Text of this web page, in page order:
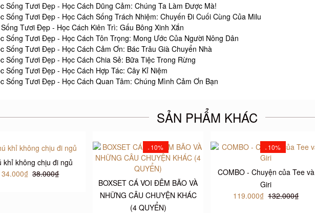
Sống Tươi Đẹp - Học Cách Dũng Cảm: Chúng Ta Làm Được Mà!
Sống Tươi Đẹp - Học Cách Sống Trách Nhiệm: Chuyến Đi Cuối Cùng Của Milu
Tươi Đẹp - Học Cách Kiên Trì: Gấu Bông Xinh Xắn
Sống Tươi Đẹp - Học Cách Tôn Trọng: Mong Ước Của Người Nông Dân
Sống Tươi Đẹp - Học Cách Cảm Ơn: Bác Trâu Già Chuyển Nhà
Sống Tươi Đẹp - Học Cách Chia Sẻ: Bữa Tiệc Trong Rừng
Sống Tươi Đẹp - Học Cách Hợp Tác: Cây Kỉ Niệm
Sống Tươi Đẹp - Học Cách Quan Tâm: Chúng Mình Cảm Ơn Bạn
SẢN PHẨM KHÁC
khỉ không chịu đi ngủ
34.000₫ 38.000₫
-10%
BOXSET CÁ VOI ĐÊM BÃO VÀ
NHỮNG CÂU CHUYỆN KHÁC
(4 QUYỂN)
-10%
COMBO - Chuyện của Tee và
Giri
119.000₫ 132.000₫